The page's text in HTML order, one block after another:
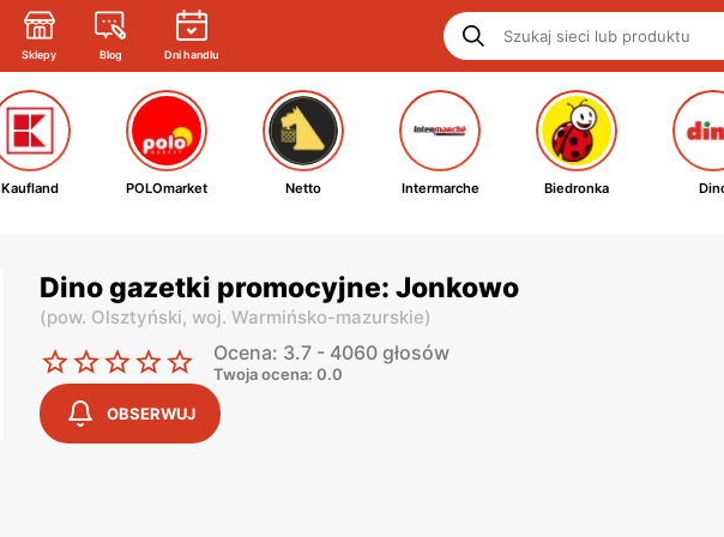
Sklepy Blog Dni handlu
Kaufland POLOmarket Netto Intermarche Biedronka
Dino gazetki promocyjne: Jonkowo
(pow. Olsztyński, woj. Warmińsko-mazurskie)
Ocena: 3.7 - 4060 głosów
Twoja ocena: 0.0
OBSERWUJ